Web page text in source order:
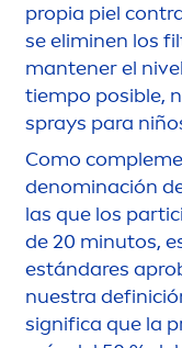
propia piel
se eliminen los
mantener el
tiempo posible,
sprays para
Como comple
denominación
las que los
de 20 minutos,
estándares
nuestra
significa que la